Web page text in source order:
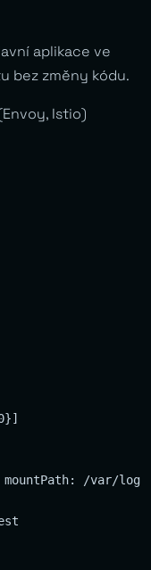
aplikace ve
bez změny kódu.
Istio)
/var/log/